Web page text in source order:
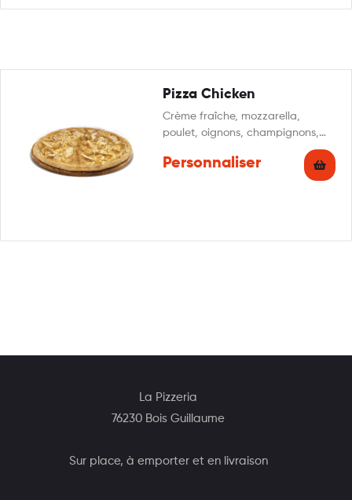
Pizza Chicken
Crème fraîche, mozzarella,
poulet, oignons, champignons,
Personnaliser
La Pizzeria
76230 Bois Guillaume
Sur place, à emporter et en livraison